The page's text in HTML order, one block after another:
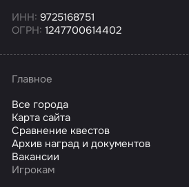
ИНН: 9725168751
ОГРН: 1247700614402
Главное
Все города
Карта сайта
Сравнение квестов
Архив наград и документов
Вакансии
Игрокам